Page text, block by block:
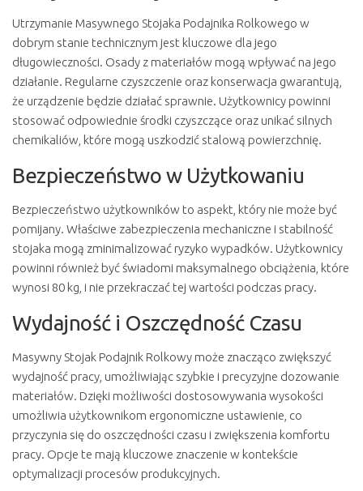
Utrzymanie Masywnego Stojaka Podajnika Rolkowego w
dobrym stanie technicznym jest kluczowe dla jego
długowieczności. Osady z materiałów mogą wpływać na jego
działanie. Regularne czyszczenie oraz konserwacja gwarantują,
że urządzenie będzie działać sprawnie. Użytkownicy powinni
stosować odpowiednie środki czyszczące oraz unikać silnych
chemikaliów, które mogą uszkodzić stalową powierzchnię.
Bezpieczeństwo w Użytkowaniu
Bezpieczeństwo użytkowników to aspekt, który nie może być
pomijany. Właściwe zabezpieczenia mechaniczne i stabilność
stojaka mogą zminimalizować ryzyko wypadków. Użytkownicy
powinni również być świadomi maksymalnego obciążenia, które
wynosi 80 kg, i nie przekraczać tej wartości podczas pracy.
Wydajność i Oszczędność Czasu
Masywny Stojak Podajnik Rolkowy może znacząco zwiększyć
wydajność pracy, umożliwiając szybkie i precyzyjne dozowanie
materiałów. Dzięki możliwości dostosowywania wysokości
umożliwia użytkownikom ergonomiczne ustawienie, co
przyczynia się do oszczędności czasu i zwiększenia komfortu
pracy. Opcje te mają kluczowe znaczenie w kontekście
optymalizacji procesów produkcyjnych.